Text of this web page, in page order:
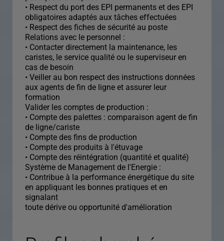
• Respect du port des EPI permanents et des EPI
obligatoires adaptés aux tâches effectuées
• Respect des fiches de sécurité au poste
Relations avec le personnel :
• Contacter directement la maintenance, les
caristes, le service qualité ou le superviseur en
cas de besoin
• Veiller au bon respect des instructions données
aux agents de fin de ligne et assurer leur
formation
Valider les comptes de production :
• Compte des palettes : comparaison agent de fin
de ligne/cariste
• Compte des fins de production
• Compte des produits à l'étuvage
• Compte des réintégration (quantité et qualité)
Système de Management de l'Energie :
• Contribue à la performance énergétique du site
en appliquant les bonnes pratiques et en
signalant
toute dérive ou opportunité d'amélioration